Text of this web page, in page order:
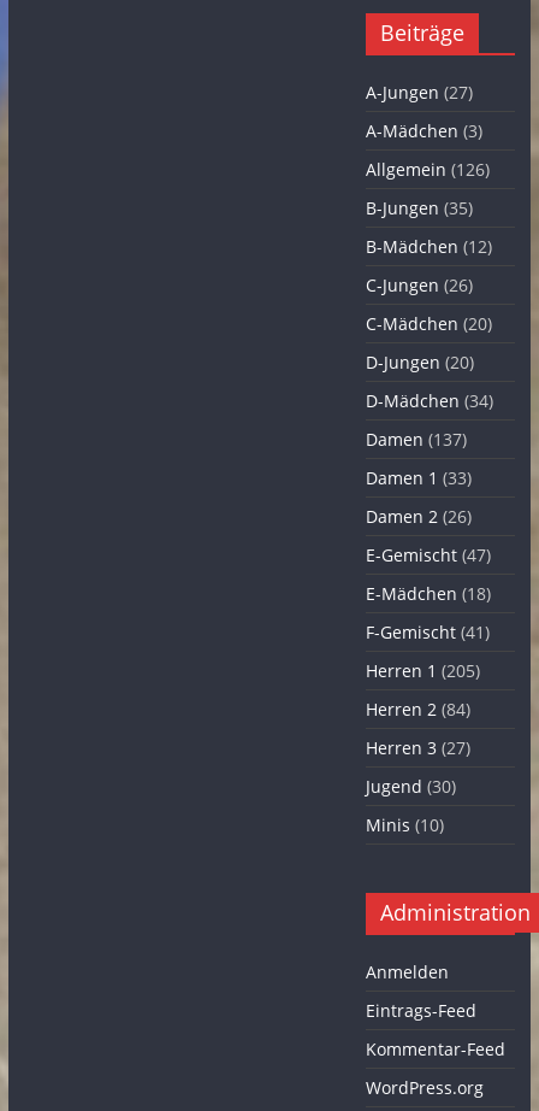
Beiträge
A-Jungen (27)
A-Mädchen (3)
Allgemein (126)
B-Jungen (35)
B-Mädchen (12)
C-Jungen (26)
C-Mädchen (20)
D-Jungen (20)
D-Mädchen (34)
Damen (137)
Damen 1 (33)
Damen 2 (26)
E-Gemischt (47)
E-Mädchen (18)
F-Gemischt (41)
Herren 1 (205)
Herren 2 (84)
Herren 3 (27)
Jugend (30)
Minis (10)
Administration
Anmelden
Eintrags-Feed
Kommentar-Feed
WordPress.org